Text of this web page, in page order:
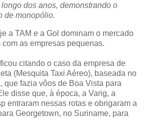
dos anos, demonstrando o
de monopólio.
a TAM e a Gol dominam o mercado
as empresas pequenas.
citando o caso da empresa de
(Mesquita Taxi Aéreo), baseada no
que fazia vôos de Boa Vista para
disse que, à época, a Varig, a
entraram nessas rotas e obrigaram a
Georgetown, no Suriname, para